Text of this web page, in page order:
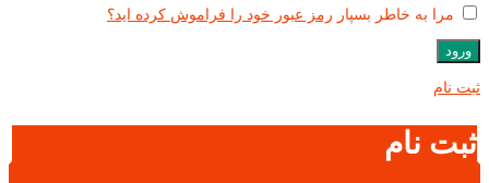
مرا به خاطر بسپار رمز عبور خود را فراموش کرده اید؟
ورود
ثبت نام
ثبت نام